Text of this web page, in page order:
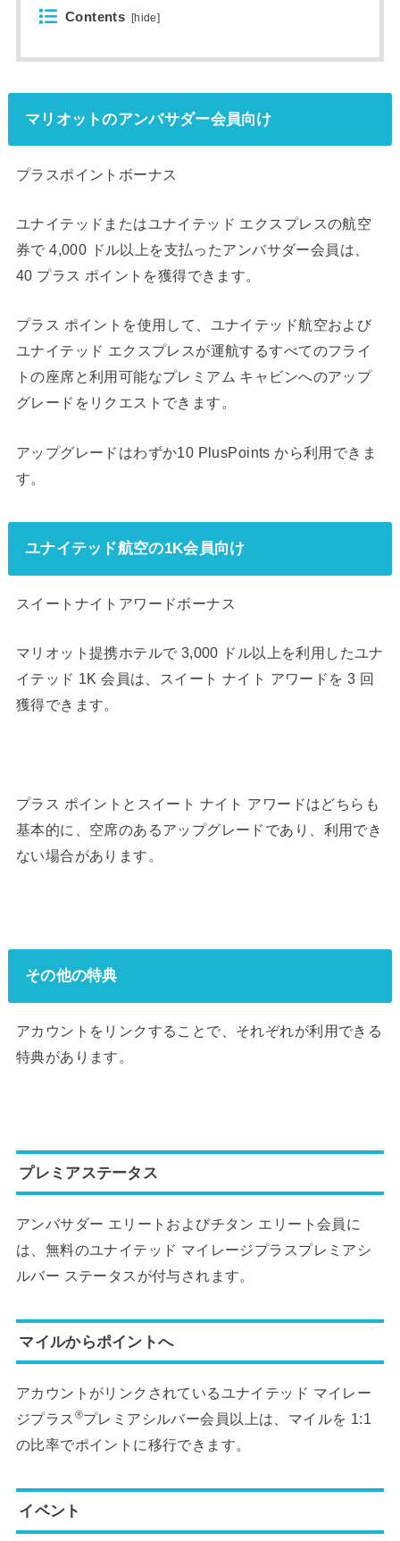
Contents [hide]
マリオットのアンバサダー会員向け
プラスポイントボーナス
ユナイテッドまたはユナイテッド エクスプレスの航空
券で 4,000 ドル以上を支払ったアンバサダー会員は、
40 プラス ポイントを獲得できます。
プラス ポイントを使用して、ユナイテッド航空および
ユナイテッド エクスプレスが運航するすべてのフライ
トの座席と利用可能なプレミアム キャビンへのアップ
グレードをリクエストできます。
アップグレードはわずか10 PlusPoints から利用できま
す。
ユナイテッド航空の1K会員向け
スイートナイトアワードボーナス
マリオット提携ホテルで 3,000 ドル以上を利用したユナ
イテッド 1K 会員は、スイート ナイト アワードを 3 回
獲得できます。
プラス ポイントとスイート ナイト アワードはどちらも
基本的に、空席のあるアップグレードであり、利用でき
ない場合があります。
その他の特典
アカウントをリンクすることで、それぞれが利用できる
特典があります。
プレミアステータス
アンバサダー エリートおよびチタン エリート会員に
は、無料のユナイテッド マイレージプラス プレミア シ
ルバー ステータスが付与されます。
マイルからポイントへ
アカウントがリンクされているユナイテッド マイレー
ジプラス ®プレミア シルバー会員以上は、マイルを 1:1
の比率でポイントに移行できます。
イベント